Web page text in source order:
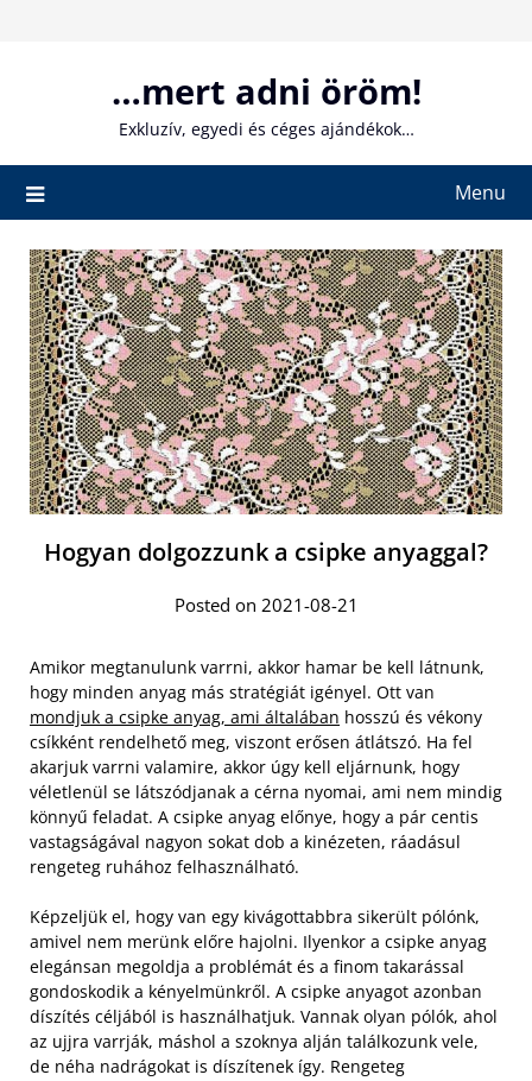
…mert adni öröm!
Exkluzív, egyedi és céges ajándékok…
Menu
Hogyan dolgozzunk a csipke anyaggal?
Posted on 2021-08-21
Amikor megtanulunk varrni, akkor hamar be kell látnunk,
hogy minden anyag más stratégiát igényel. Ott van
mondjuk a csipke anyag, ami általában hosszú és vékony
csíkként rendelhető meg, viszont erősen átlátszó. Ha fel
akarjuk varrni valamire, akkor úgy kell eljárnunk, hogy
véletlenül se látszódjanak a cérna nyomai, ami nem mindig
könnyű feladat. A csipke anyag előnye, hogy a pár centis
vastagságával nagyon sokat dob a kinézeten, ráadásul
rengeteg ruhához felhasználható.
Képzeljük el, hogy van egy kivágottabbra sikerült pólónk,
amivel nem merünk előre hajolni. Ilyenkor a csipke anyag
elegánsan megoldja a problémát és a finom takarással
gondoskodik a kényelmünkről. A csipke anyagot azonban
díszítés céljából is használhatjuk. Vannak olyan pólók, ahol
az ujjra varrják, máshol a szoknya alján találkozunk vele,
de néha nadrágokat is díszítenek így. Rengeteg